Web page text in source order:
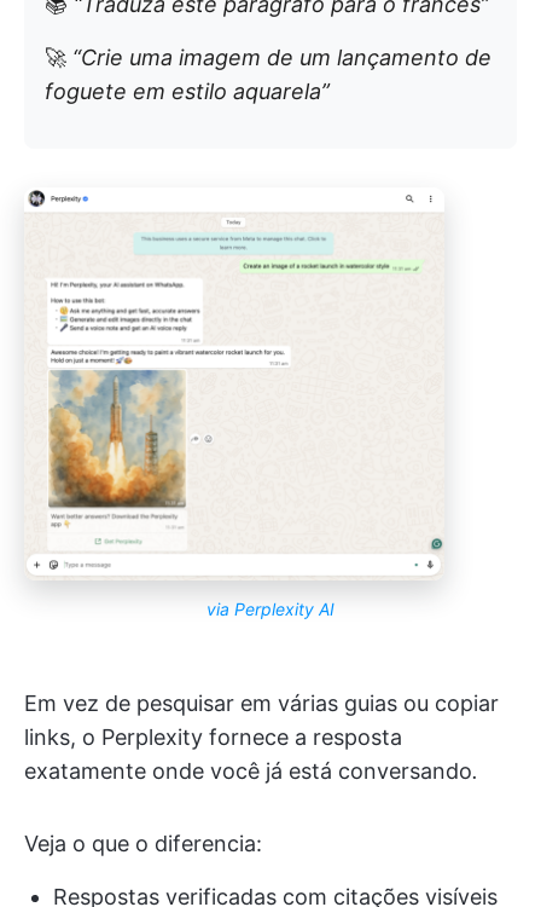
🚀 “Crie uma imagem de um lançamento de
foguete em estilo aquarela”
via Perplexity AI
Em vez de pesquisar em várias guias ou copiar
links, o Perplexity fornece a resposta
exatamente onde você já está conversando.
Veja o que o diferencia:
Respostas verificadas com citações visíveis